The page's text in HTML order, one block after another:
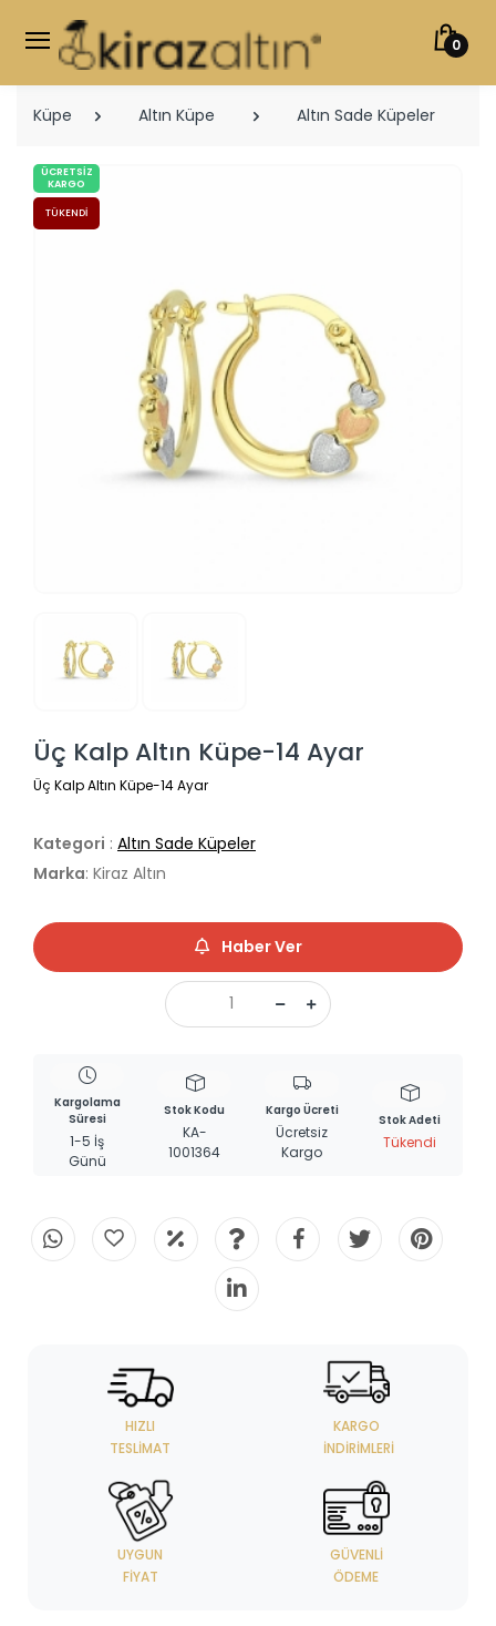
0
Küpe Altın Küpe Altın Sade Küpeler
ÜCRETSIZ
KARGO
TÜKENDI
Üç Kalp Altın Küpe-14 Ayar
Üç Kalp Altın Küpe-14 Ayar
Kategori : Altın Sade Küpeler
Marka: Kiraz Altın
Haber Ver
Kargolama
Süresi
1-5 İş
Günü
Stok Kodu
KA-
1001364
Kargo Ücreti
Ücretsiz
Kargo
Stok Adeti
Tükendi
HIZLI
TESLIMAT
KARGO
İNDIRIMLERI
UYGUN
FIYAT
GÜVENLI
ÖDEME